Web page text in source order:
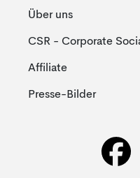
Über uns
CSR - Corporate
Affiliate
Presse-Bilder